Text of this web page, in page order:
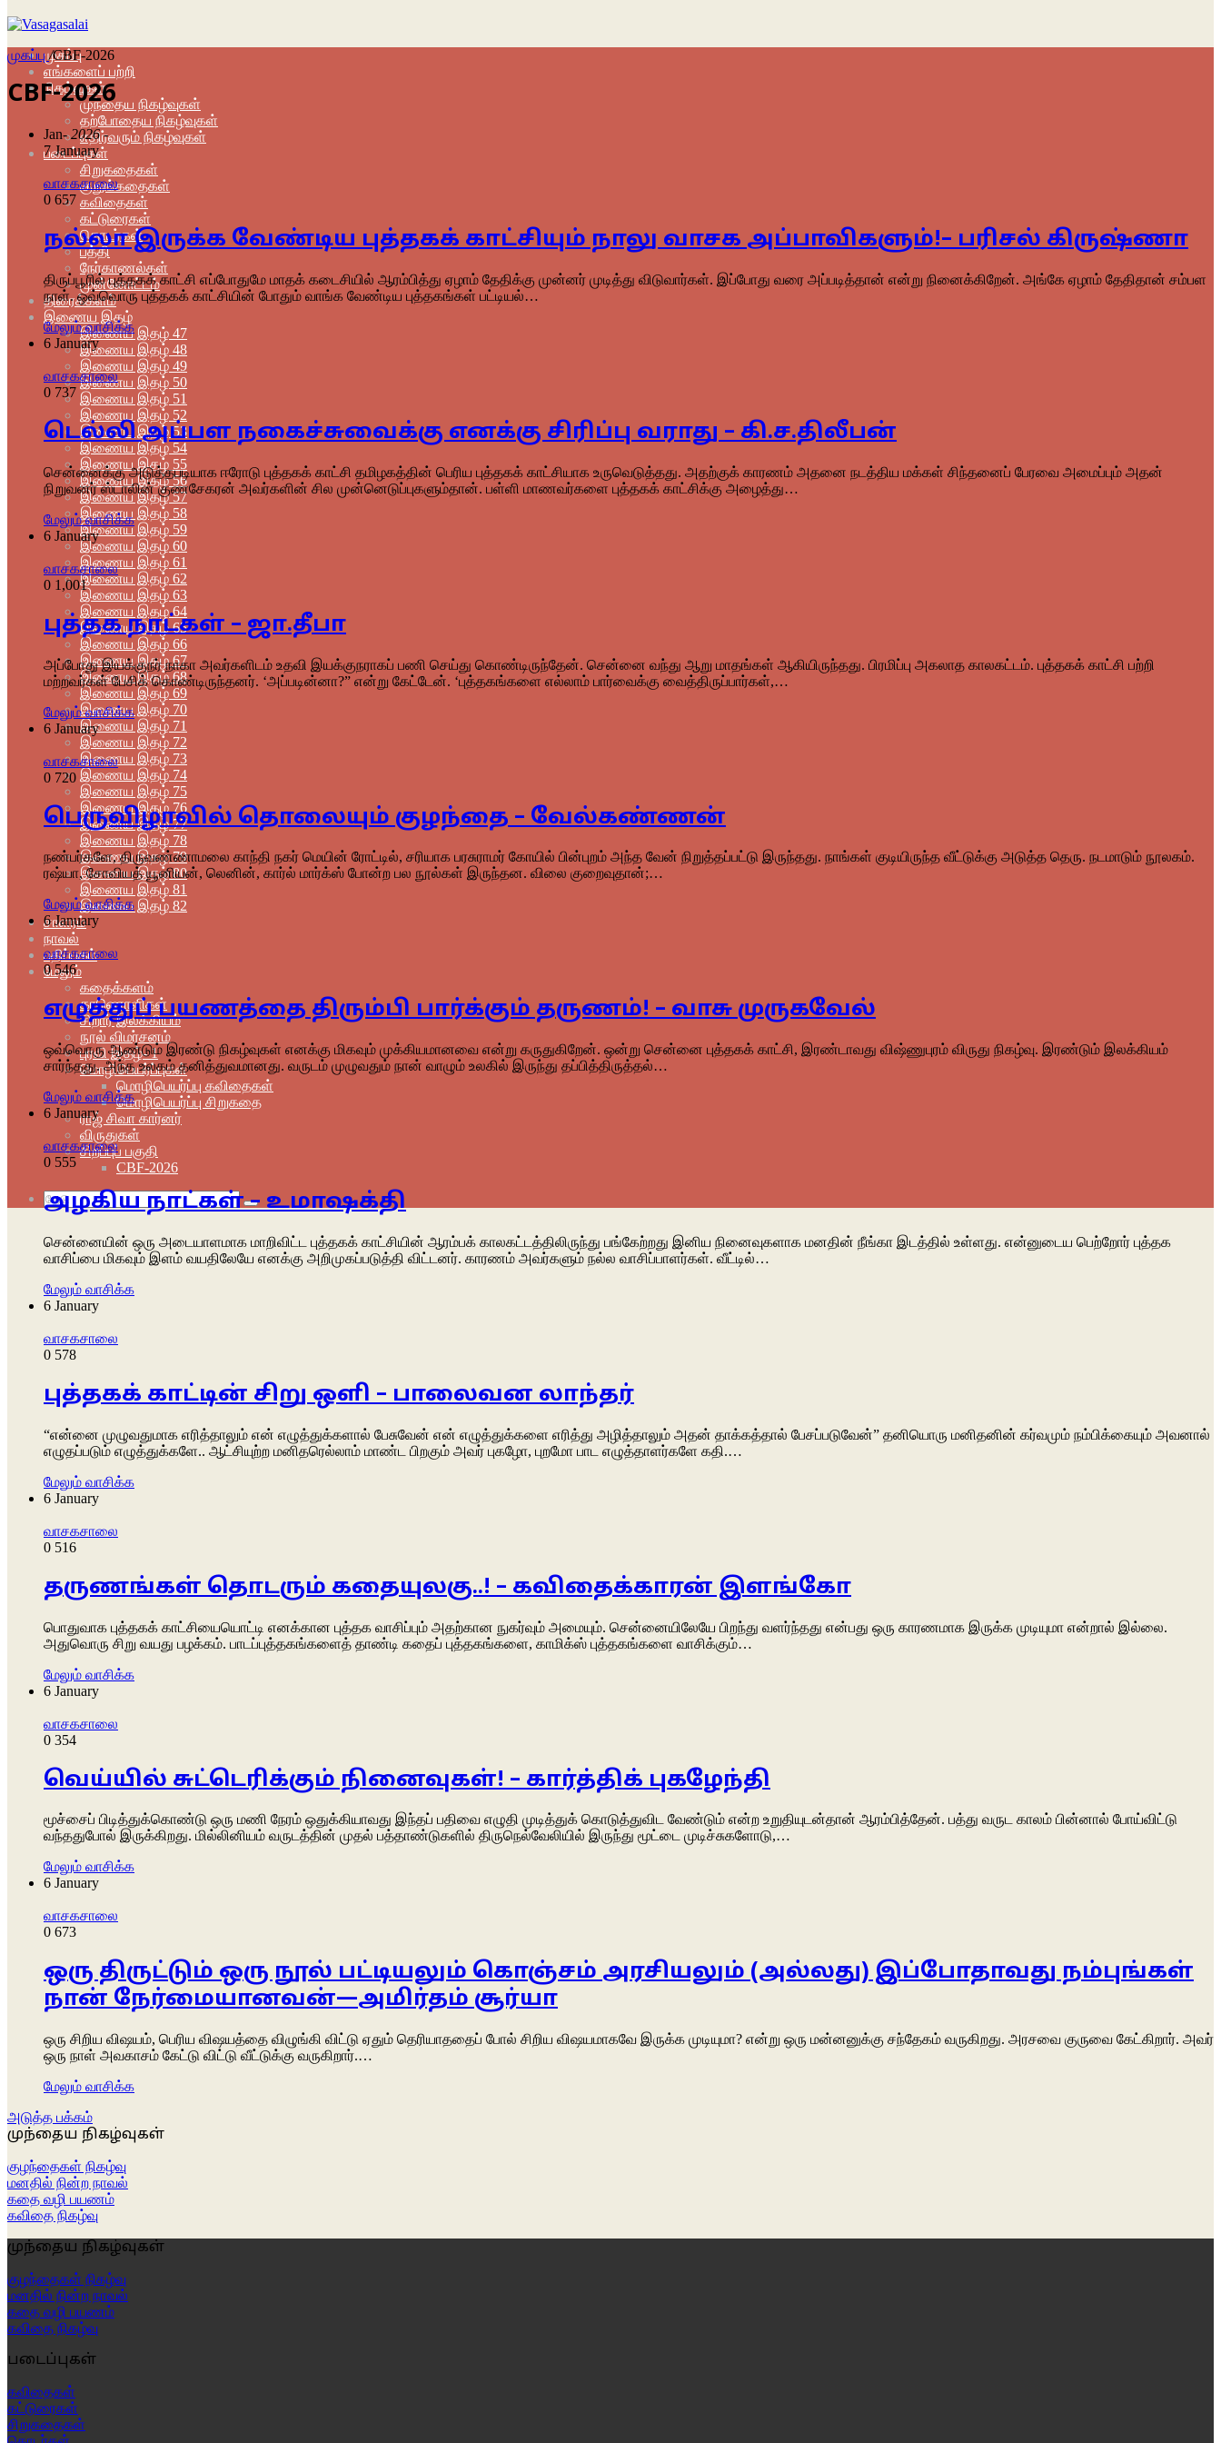
முகப்பு
எங்களைப் பற்றி
நிகழ்வுகள்
முந்தைய நிகழ்வுகள்
தற்போதைய நிகழ்வுகள்
எதிர்வரும் நிகழ்வுகள்
படைப்புகள்
சிறுகதைகள்
குறுங்கதைகள்
கவிதைகள்
கட்டுரைகள்
தொடர்கள்
பத்தி
நேர்காணல்கள்
முன்னோட்டம்
திரைக்களம்
இணைய இதழ்
இணைய இதழ் 47
இணைய இதழ் 48
இணைய இதழ் 49
இணைய இதழ் 50
இணைய இதழ் 51
இணைய இதழ் 52
இணைய இதழ் 53
இணைய இதழ் 54
இணைய இதழ் 55
இணைய இதழ் 56
இணைய இதழ் 57
இணைய இதழ் 58
இணைய இதழ் 59
இணைய இதழ் 60
இணைய இதழ் 61
இணைய இதழ் 62
இணைய இதழ் 63
இணைய இதழ் 64
இணைய இதழ் 65
இணைய இதழ் 66
இணைய இதழ் 67
இணைய இதழ் 68
இணைய இதழ் 69
இணைய இதழ் 70
இணைய இதழ் 71
இணைய இதழ் 72
இணைய இதழ் 73
இணைய இதழ் 74
இணைய இதழ் 75
இணைய இதழ் 76
இணைய இதழ் 77
இணைய இதழ் 78
இணைய இதழ் 79
இணைய இதழ் 80
இணைய இதழ் 81
இணைய இதழ் 82
சாளரம்
நாவல்
பதிப்பகம்
மேலும்
கதைக்களம்
காணொளிகள்
சிறார் இலக்கியம்
நூல் விமர்சனம்
புரவி இதழ்- 1
மொழிபெயர்ப்புகள்
மொழிபெயர்ப்பு கவிதைகள்
மொழிபெயர்ப்பு சிறுகதை
ராஜ் சிவா கார்னர்
விருதுகள்
சிறப்புப் பகுதி
CBF-2026
தேடு
முகப்பு/CBF-2026
CBF-2026
Jan- 2026 -
7 January
வாசகசாலை
0 657
­நல்லா இருக்க வேண்டிய புத்தகக் காட்சியும் நாலு வாசக அப்பாவிகளும்!– பரிசல் கிருஷ்ணா
திருப்பூரில் புத்தகக் காட்சி எப்போதுமே மாதக் கடைசியில் ஆரம்பித்து ஏழாம் தேதிக்கு முன்னர் முடித்து விடுவார்கள். இப்போது வரை அப்படித்தான் என்று நினைக்கிறேன். அங்கே ஏழாம் தேதிதான் சம்பள
நாள். ஒவ்வொரு புத்தகக் காட்சியின் போதும் வாங்க வேண்டிய புத்தகங்கள் பட்டியல்…
மேலும் வாசிக்க
6 January
வாசகசாலை
0 737
டெல்லி அப்பள நகைச்சுவைக்கு எனக்கு சிரிப்பு வராது – கி.ச.திலீபன்
சென்னைக்கு அடுத்தபடியாக ஈரோடு புத்தகக் காட்சி தமிழகத்தின் பெரிய புத்தகக் காட்சியாக உருவெடுத்தது. அதற்குக் காரணம் அதனை நடத்திய மக்கள் சிந்தனைப் பேரவை அமைப்பும் அதன்
நிறுவனர் ஸ்டாலின் குணசேகரன் அவர்களின் சில முன்னெடுப்புகளும்தான். பள்ளி மாணவர்களை புத்தகக் காட்சிக்கு அழைத்து…
மேலும் வாசிக்க
6 January
வாசகசாலை
0 1,001
புத்தக நாட்கள் – ஜா.தீபா
அப்போது இயக்குநர் நாகா அவர்களிடம் உதவி இயக்குநராகப் பணி செய்து கொண்டிருந்தேன். சென்னை வந்து ஆறு மாதங்கள் ஆகியிருந்தது. பிரமிப்பு அகலாத காலகட்டம். புத்தகக் காட்சி பற்றி
மற்றவர்கள் பேசிக் கொண்டிருந்தனர். ‘அப்படின்னா?” என்று கேட்டேன். ‘புத்தகங்களை எல்லாம் பார்வைக்கு வைத்திருப்பார்கள்,…
மேலும் வாசிக்க
6 January
வாசகசாலை
0 720
பெருவிழாவில் தொலையும் குழந்தை – வேல்கண்ணன்
நண்பர்களே, திருவண்ணாமலை காந்தி நகர் மெயின் ரோட்டில், சரியாக பரசுராமர் கோயில் பின்புறம் அந்த வேன் நிறுத்தப்பட்டு இருந்தது. நாங்கள் குடியிருந்த வீட்டுக்கு அடுத்த தெரு. நடமாடும் நூலகம்.
ரஷ்யா, சோவியத் யூனியன், லெனின், கார்ல் மார்க்ஸ் போன்ற பல நூல்கள் இருந்தன. விலை குறைவுதான்;…
மேலும் வாசிக்க
6 January
வாசகசாலை
0546
எழுத்துப் பயணத்தை திரும்பி பார்க்கும் தருணம்! – வாசு முருகவேல்
ஒவ்வொரு ஆண்டும் இரண்டு நிகழ்வுகள் எனக்கு மிகவும் முக்கியமானவை என்று கருதுகிறேன். ஒன்று சென்னை புத்தகக் காட்சி, இரண்டாவது விஷ்ணுபுரம் விருது நிகழ்வு. இரண்டும் இலக்கியம்
சார்ந்தது. அந்த உலகம் தனித்துவமானது. வருடம் முழுவதும் நான் வாழும் உலகில் இருந்து தப்பித்திருத்தல்…
மேலும் வாசிக்க
6 January
வாசகசாலை
0 555
அழகிய நாட்கள் – உமாஷக்தி
சென்னையின் ஒரு அடையாளமாக மாறிவிட்ட புத்தகக் காட்சியின் ஆரம்பக் காலகட்டத்திலிருந்து பங்கேற்றது இனிய நினைவுகளாக மனதின் நீங்கா இடத்தில் உள்ளது. என்னுடைய பெற்றோர் புத்தக
வாசிப்பை மிகவும் இளம் வயதிலேயே எனக்கு அறிமுகப்படுத்தி விட்டனர். காரணம் அவர்களும் நல்ல வாசிப்பாளர்கள். வீட்டில்…
மேலும் வாசிக்க
6 January
வாசகசாலை
0 578
புத்தகக் காட்டின் சிறு ஒளி – பாலைவன லாந்தர்
“என்னை முழுவதுமாக எரித்தாலும் என் எழுத்துக்களால் பேசுவேன் என் எழுத்துக்களை எரித்து அழித்தாலும் அதன் தாக்கத்தால் பேசப்படுவேன்” தனியொரு மனிதனின் கர்வமும் நம்பிக்கையும் அவனால்
எழுதப்படும் எழுத்துக்களே.. ஆட்சியுற்ற மனிதரெல்லாம் மாண்ட பிறகும் அவர் புகழோ, புறமோ பாட எழுத்தாளர்களே கதி.…
மேலும் வாசிக்க
6 January
வாசகசாலை
0 516
தருணங்கள் தொடரும் கதையுலகு..! – கவிதைக்காரன் இளங்கோ
பொதுவாக புத்தகக் காட்சியையொட்டி எனக்கான புத்தக வாசிப்பும் அதற்கான நுகர்வும் அமையும். சென்னையிலேயே பிறந்து வளர்ந்தது என்பது ஒரு காரணமாக இருக்க முடியுமா என்றால் இல்லை.
அதுவொரு சிறு வயது பழக்கம். பாடப்புத்தகங்களைத் தாண்டி கதைப் புத்தகங்களை, காமிக்ஸ் புத்தகங்களை வாசிக்கும்…
மேலும் வாசிக்க
6 January
வாசகசாலை
0 354
வெய்யில் சுட்டெரிக்கும் நினைவுகள்! – கார்த்திக் புகழேந்தி
மூச்சைப் பிடித்துக்கொண்டு ஒரு மணி நேரம் ஒதுக்கியாவது இந்தப் பதிவை எழுதி முடித்துக் கொடுத்துவிட வேண்டும் என்ற உறுதியுடன்தான் ஆரம்பித்தேன். பத்து வருட காலம் பின்னால் போய்விட்டு
வந்ததுபோல் இருக்கிறது. மில்லினியம் வருடத்தின் முதல் பத்தாண்டுகளில் திருநெல்வேலியில் இருந்து மூட்டை முடிச்சுகளோடு,…
மேலும் வாசிக்க
6 January
வாசகசாலை
0 673
ஒரு திருட்டும் ஒரு நூல் பட்டியலும் கொஞ்சம் அரசியலும் (அல்லது) இப்போதாவது நம்புங்கள்
நான் நேர்மையானவன்—அமிர்தம் சூர்யா
ஒரு சிறிய விஷயம், பெரிய விஷயத்தை விழுங்கி விட்டு ஏதும் தெரியாததைப் போல் சிறிய விஷயமாகவே இருக்க முடியுமா? என்று ஒரு மன்னனுக்கு சந்தேகம் வருகிறது. அரசவை குருவை கேட்கிறார். அவர்
ஒரு நாள் அவகாசம் கேட்டு விட்டு வீட்டுக்கு வருகிறார்.…
மேலும் வாசிக்க
அடுத்த பக்கம்
முந்தைய நிகழ்வுகள்
குழந்தைகள் நிகழ்வு
மனதில் நின்ற நாவல்
கதை வழி பயணம்
கவிதை நிகழ்வு
முந்தைய நிகழ்வுகள்
குழந்தைகள் நிகழ்வு
மனதில் நின்ற நாவல்
கதை வழி பயணம்
கவிதை நிகழ்வு
படைப்புகள்
கவிதைகள்
கட்டுரைகள்
சிறுகதைகள்